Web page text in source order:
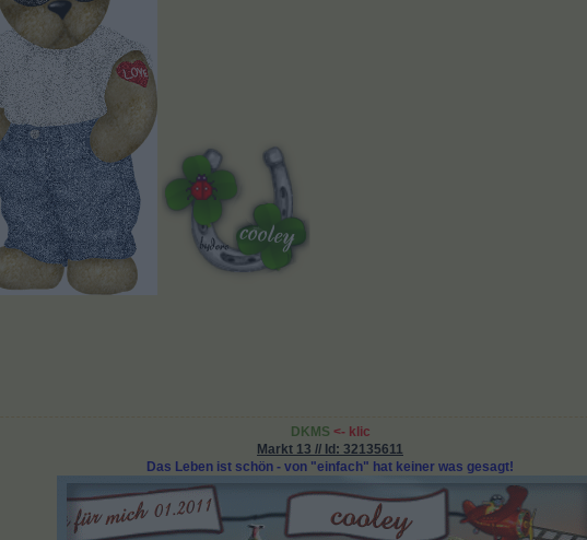
DKMS <- klic
Markt 13 // Id: 32135611
Das Leben ist schön - von "einfach" hat keiner was gesagt!